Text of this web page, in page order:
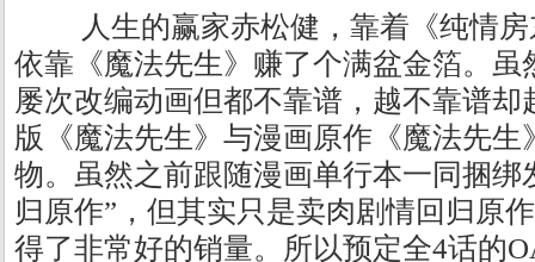
人生的赢家赤松健，靠着《纯情
依靠《魔法先生》赚了个满盆金箔。
屡次改编动画但都不靠谱，越不靠谱
版《魔法先生》与漫画原作《魔法先
物。虽然之前跟随漫画单行本一同捆绑
归原作”，但其实只是卖肉剧情回归原
得了非常好的销量。所以预定全4话的